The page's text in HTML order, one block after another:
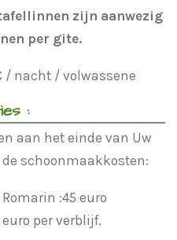
zijn aanwezig
per gite.
/ nacht / volwassene
:
aan het einde van Uw
schoonmaakkosten:
:45 euro
euro per verblijf.